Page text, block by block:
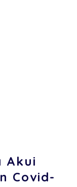
Akui
Covid-